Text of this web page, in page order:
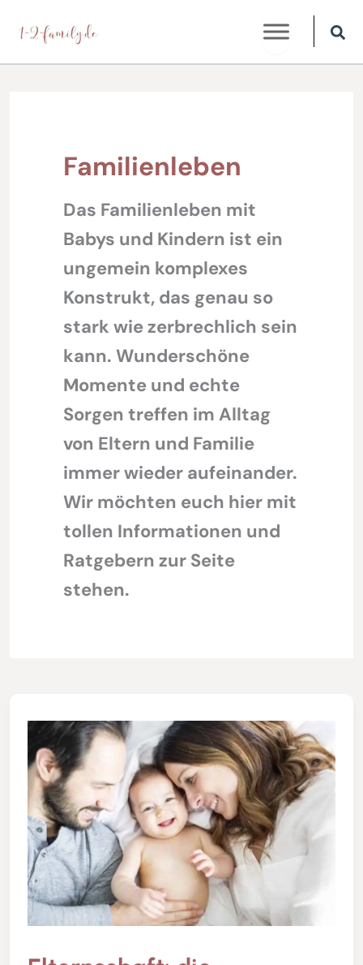
Inhalt
springen
Familienleben
Das Familienleben mit
Babys und Kindern ist ein
ungemein komplexes
Konstrukt, das genau so
stark wie zerbrechlich sein
kann. Wunderschöne
Momente und echte
Sorgen treffen im Alltag
von Eltern und Familie
immer wieder aufeinander.
Wir möchten euch hier mit
tollen Informationen und
Ratgebern zur Seite
stehen.